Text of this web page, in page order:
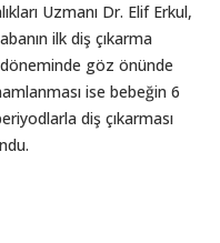
Uzmanı Dr. Elif Erkul,
ilk diş çıkarma
göz önünde
ise bebeğin 6
diş çıkarması